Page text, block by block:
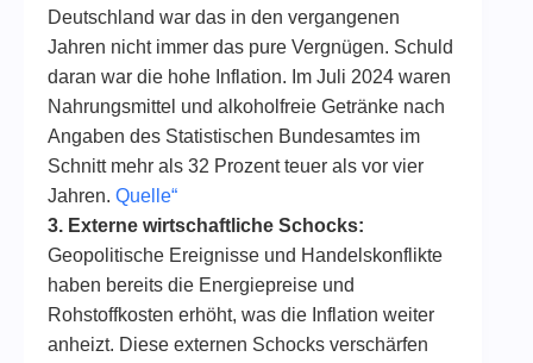
Deutschland war das in den vergangenen
Jahren nicht immer das pure Vergnügen. Schuld
daran war die hohe Inflation. Im Juli 2024 waren
Nahrungsmittel und alkoholfreie Getränke nach
Angaben des Statistischen Bundesamtes im
Schnitt mehr als 32 Prozent teuer als vor vier
Jahren. Quelle“
3. Externe wirtschaftliche Schocks:
Geopolitische Ereignisse und Handelskonflikte
haben bereits die Energiepreise und
Rohstoffkosten erhöht, was die Inflation weiter
anheizt. Diese externen Schocks verschärfen